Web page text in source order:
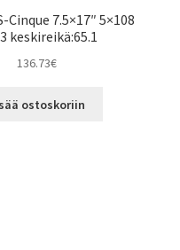
7.5×17″ 5×108
keskireikä:65.1
136.73€
ostoskoriin